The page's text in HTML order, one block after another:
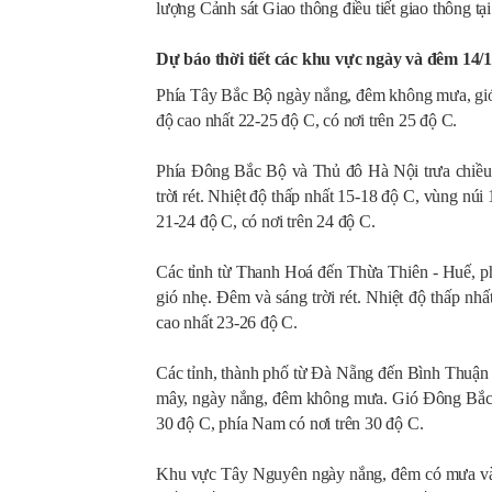
lượng Cảnh sát Giao thông điều tiết giao thông
Dự báo thời tiết các khu vực ngày và đêm 14/
Phía Tây Bắc Bộ ngày nắng, đêm không mưa,
độ cao nhất 22-25 độ C, có nơi trên 25 độ C.
Phía Đông Bắc Bộ và Thủ đô Hà Nội trưa
trời rét. Nhiệt độ thấp nhất 15-18 độ C, vùng
21-24 độ C, có nơi trên 24 độ C.
Các tỉnh từ Thanh Hoá đến Thừa Thiên - Huế,
gió nhẹ. Đêm và sáng trời rét. Nhiệt độ thấp
cao nhất 23-26 độ C.
Các tỉnh, thành phố từ Đà Nẵng đến Bình
mây, ngày nắng, đêm không mưa. Gió Đông
30 độ C, phía Nam có nơi trên 30 độ C.
Khu vực Tây Nguyên ngày nắng, đêm có mưa